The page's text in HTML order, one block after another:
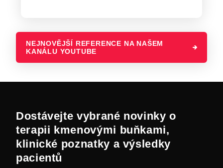
NEJNOVĚJŠÍ REFERENCE NA NAŠEM
KANÁLU YOUTUBE
Dostávejte vybrané novinky o
terapii kmenovými buňkami,
klinické poznatky a výsledky
pacientů